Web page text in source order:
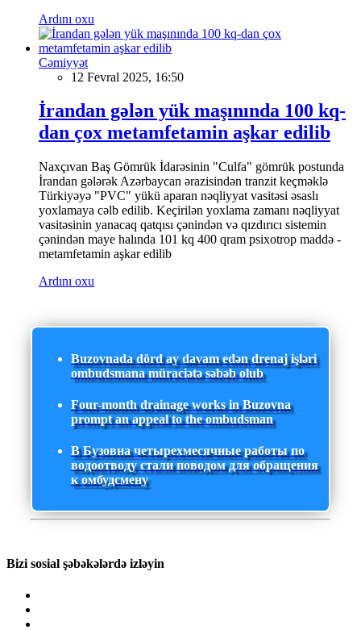
Ardını oxu
Cəmiyyət
12 Fevral 2025, 16:50
İrandan gələn yük maşınında 100 kq-
dan çox metamfetamin aşkar edilib
Naxçıvan Baş Gömrük İdarəsinin "Culfa" gömrük postunda
İrandan gələrək Azərbaycan ərazisindən tranzit keçməklə
Türkiyəyə "PVC" yükü aparan nəqliyyat vasitəsi əsaslı
yoxlamaya cəlb edilib. Keçirilən yoxlama zamanı nəqliyyat
vasitəsinin yanacaq qatqısı çənindən və qızdırıcı sistemin
çənindən maye halında 101 kq 400 qram psixotrop maddə -
metamfetamin aşkar edilib
Ardını oxu
Buzovnada dörd ay davam edən drenaj işləri
ombudsmana müraciətə səbəb olub
Four-month drainage works in Buzovna
prompt an appeal to the ombudsman
В Бузовна четырехмесячные работы по
водоотводу стали поводом для обращения
к омбудсмену
Bizi sosial şəbəkələrdə izləyin